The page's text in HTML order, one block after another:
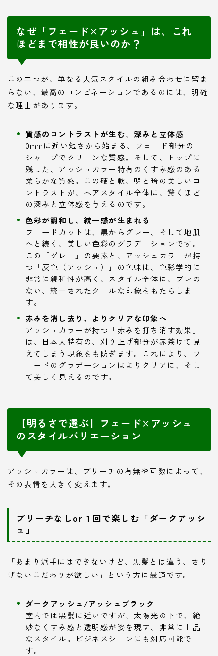
なぜ「フェード×アッシュ」は、これ
ほどまで相性が良いのか？
この二つが、単なる人気スタイルの組み合わせに留ま
らない、最高のコンビネーションであるのには、明確
な理由があります。
質感のコントラストが生む、深みと立体感
0mmに近い短さから始まる、フェード部分の
シャープでクリーンな質感。そして、トップに
残した、アッシュカラー特有のくすみ感のある
柔らかな質感。この硬と軟、明と暗の美しいコ
ントラストが、ヘアスタイル全体に、驚くほど
の深みと立体感を与えるのです。
色彩が調和し、統一感が生まれる
フェードカットは、黒からグレー、そして地肌
へと続く、美しい色彩のグラデーションです。
この「グレー」の要素と、アッシュカラーが持
つ「灰色（アッシュ）」の色味は、色彩学的に
非常に親和性が高く、スタイル全体に、ブレの
ない、統一されたクールな印象をもたらしま
す。
赤みを消し去り、よりクリアな印象へ
アッシュカラーが持つ「赤みを打ち消す効果」
は、日本人特有の、刈り上げ部分が赤茶けて見
えてしまう現象をも防ぎます。これにより、フ
ェードのグラデーションはよりクリアに、そし
て美しく見えるのです。
【明るさで選ぶ】フェード×アッシュ
のスタイルバリエーション
アッシュカラーは、ブリーチの有無や回数によって、
その表情を大きく変えます。
ブリーチなしor１回で楽しむ「ダークアッシ
ュ」
「あまり派手にはできないけど、黒髪とは違う、さり
げないこだわりが欲しい」という方に最適です。
ダークアッシュ/アッシュブラック
室内では黒髪に近いですが、太陽光の下で、絶
妙なくすみ感と透明感が姿を現す、非常に上品
なスタイル。ビジネスシーンにも対応可能で
す。